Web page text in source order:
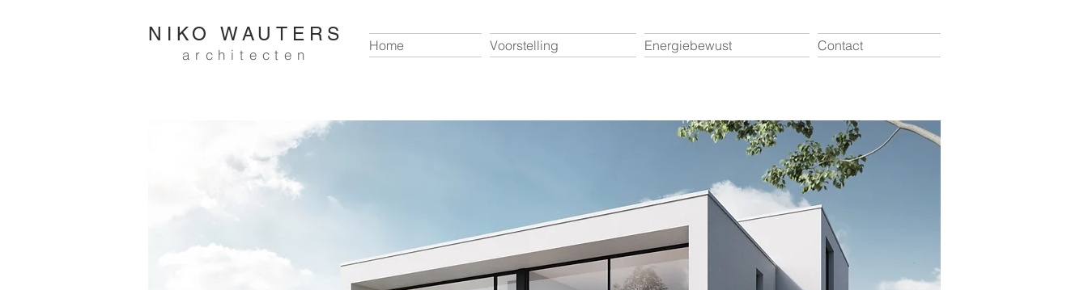
NIKO WAUTERS
architecten
Home Voorstelling Energiebewust Contact